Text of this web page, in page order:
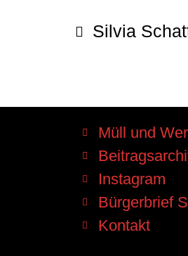
Silvia
Müll und
Instagram
Bürgerbrief
Kontakt